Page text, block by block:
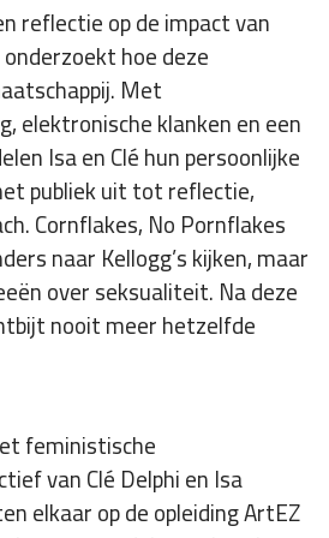
reflectie op de impact van
hoe deze
Met
elektronische klanken en een
Isa en Clé hun persoonlijke
publiek uit tot reflectie,
Cornflakes, No Pornflakes
naar Kellogg’s kijken, maar
over seksualiteit. Na deze
nooit meer hetzelfde
feministische
van Clé Delphi en Isa
elkaar op de opleiding ArtEZ